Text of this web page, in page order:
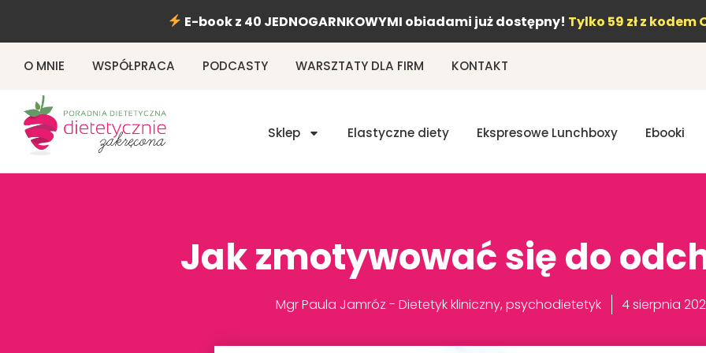
treści
E-book z 40 JEDNOGARNKOWYMI obiadami już dostępny! Tylko 59 zł z kodem
O MNIE WSPÓŁPRACA PODCASTY WARSZTATY DLA FIRM KONTAKT
Sklep Elastyczne diety Ekspresowe Lunchboxy Ebooki
Jak zmotywować się do
Mgr Paula Jamróz - Dietetyk kliniczny, psychodietetyk 4 sierpnia